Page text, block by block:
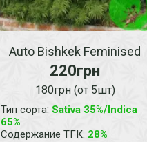
Auto Bishkek Feminised
220грн
180грн (от 5шт)
Тип сорта: Sativa 35%/Indica
65%
Содержание ТГК: 28%